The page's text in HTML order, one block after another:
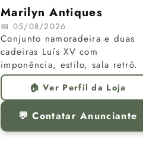
Marilyn Antiques
📅 05/08/2026
Conjunto namoradeira e duas
cadeiras Luís XV com
imponência, estilo, sala retrô.
🏠 Ver Perfil da Loja
💬 Contatar Anunciante